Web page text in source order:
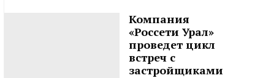
Компания
«Россети Урал»
проведет цикл
встреч с
застройщиками